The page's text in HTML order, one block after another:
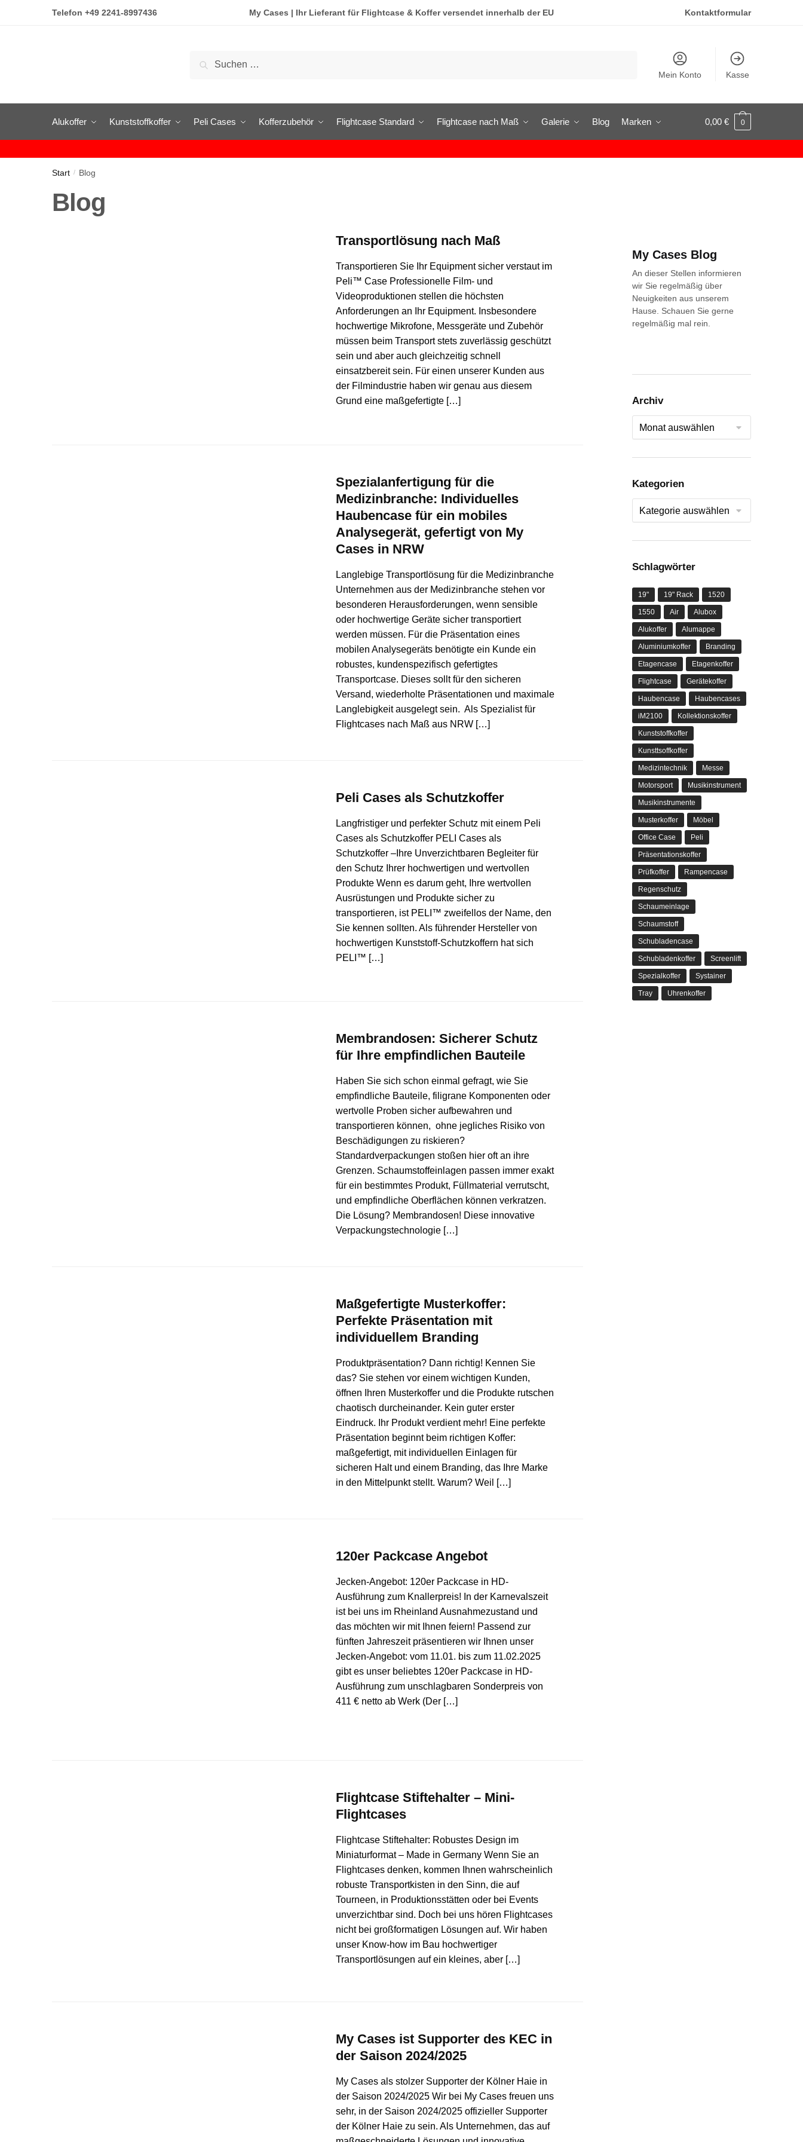
Skip to navigation
Skip to contentTelefon +49 2241-8997436 My Cases | Ihr Lieferant für Flightcase & Koffer versendet innerhalb der EU Kontaktformular
Suchen nach:
Mein Konto Kasse
Alukoffer Kunststoffkoffer Peli Cases Kofferzubehör Flightcase Standard Flightcase nach Maß Galerie Blog Marken 0,00 € 0
Start / Blog
Blog
Transportlösung nach Maß
Transportieren Sie Ihr Equipment sicher verstaut im
Peli™ Case Professionelle Film- und
Videoproduktionen stellen die höchsten
Anforderungen an Ihr Equipment. Insbesondere
hochwertige Mikrofone, Messgeräte und Zubehör
müssen beim Transport stets zuverlässig geschützt
sein und aber auch gleichzeitig schnell
einsatzbereit sein. Für einen unserer Kunden aus
der Filmindustrie haben wir genau aus diesem
Grund eine maßgefertigte […]
Spezialanfertigung für die
Medizinbranche: Individuelles
Haubencase für ein mobiles
Analysegerät, gefertigt von My
Cases in NRW
Langlebige Transportlösung für die Medizinbranche
Unternehmen aus der Medizinbranche stehen vor
besonderen Herausforderungen, wenn sensible
oder hochwertige Geräte sicher transportiert
werden müssen. Für die Präsentation eines
mobilen Analysegeräts benötigte ein Kunde ein
robustes, kundenspezifisch gefertigtes
Transportcase. Dieses sollt für den sicheren
Versand, wiederholte Präsentationen und maximale
Langlebigkeit ausgelegt sein. Als Spezialist für
Flightcases nach Maß aus NRW […]
Peli Cases als Schutzkoffer
Langfristiger und perfekter Schutz mit einem Peli
Cases als Schutzkoffer PELI Cases als
Schutzkoffer –Ihre Unverzichtbaren Begleiter für
den Schutz Ihrer hochwertigen und wertvollen
Produkte Wenn es darum geht, Ihre wertvollen
Ausrüstungen und Produkte sicher zu
transportieren, ist PELI™ zweifellos der Name, den
Sie kennen sollten. Als führender Hersteller von
hochwertigen Kunststoff-Schutzkoffern hat sich
PELI™ […]
Membrandosen: Sicherer Schutz
für Ihre empfindlichen Bauteile
Haben Sie sich schon einmal gefragt, wie Sie
empfindliche Bauteile, filigrane Komponenten oder
wertvolle Proben sicher aufbewahren und
transportieren können, ohne jegliches Risiko von
Beschädigungen zu riskieren?
Standardverpackungen stoßen hier oft an ihre
Grenzen. Schaumstoffeinlagen passen immer exakt
für ein bestimmtes Produkt, Füllmaterial verrutscht,
und empfindliche Oberflächen können verkratzen.
Die Lösung? Membrandosen! Diese innovative
Verpackungstechnologie […]
Maßgefertigte Musterkoffer:
Perfekte Präsentation mit
individuellem Branding
Produktpräsentation? Dann richtig! Kennen Sie
das? Sie stehen vor einem wichtigen Kunden,
öffnen Ihren Musterkoffer und die Produkte rutschen
chaotisch durcheinander. Kein guter erster
Eindruck. Ihr Produkt verdient mehr! Eine perfekte
Präsentation beginnt beim richtigen Koffer:
maßgefertigt, mit individuellen Einlagen für
sicheren Halt und einem Branding, das Ihre Marke
in den Mittelpunkt stellt. Warum? Weil […]
120er Packcase Angebot
Jecken-Angebot: 120er Packcase in HD-
Ausführung zum Knallerpreis! In der Karnevalszeit
ist bei uns im Rheinland Ausnahmezustand und
das möchten wir mit Ihnen feiern! Passend zur
fünften Jahreszeit präsentieren wir Ihnen unser
Jecken-Angebot: vom 11.01. bis zum 11.02.2025
gibt es unser beliebtes 120er Packcase in HD-
Ausführung zum unschlagbaren Sonderpreis von
411 € netto ab Werk (Der […]
Flightcase Stiftehalter – Mini-
Flightcases
Flightcase Stiftehalter: Robustes Design im
Miniaturformat – Made in Germany Wenn Sie an
Flightcases denken, kommen Ihnen wahrscheinlich
robuste Transportkisten in den Sinn, die auf
Tourneen, in Produktionsstätten oder bei Events
unverzichtbar sind. Doch bei uns hören Flightcases
nicht bei großformatigen Lösungen auf. Wir haben
unser Know-how im Bau hochwertiger
Transportlösungen auf ein kleines, aber […]
My Cases ist Supporter des KEC in
der Saison 2024/2025
My Cases als stolzer Supporter der Kölner Haie in
der Saison 2024/2025 Wir bei My Cases freuen uns
sehr, in der Saison 2024/2025 offizieller Supporter
der Kölner Haie zu sein. Als Unternehmen, das auf
My Cases Blog
An dieser Stellen informieren
wir Sie regelmäßig über
Neuigkeiten aus unserem
Hause. Schauen Sie gerne
regelmäßig mal rein.
Archiv
Archiv
Kategorien
Kategorien
Schlagwörter
19" 19" Rack 1520
1550 Air Alubox
Alukoffer Alumappe
Aluminiumkoffer Branding
Etagencase Etagenkoffer
Flightcase Gerätekoffer
Haubencase Haubencases
iM2100 Kollektionskoffer
Kunststoffkoffer
Kunsttsoffkoffer
Medizintechnik Messe
Motorsport Musikinstrument
Musikinstrumente
Musterkoffer Möbel
Office Case Peli
Präsentationskoffer
Prüfkoffer Rampencase
Regenschutz
Schaumeinlage
Schaumstoff
Schubladencase
Schubladenkoffer Screenlift
Spezialkoffer Systainer
Tray Uhrenkoffer